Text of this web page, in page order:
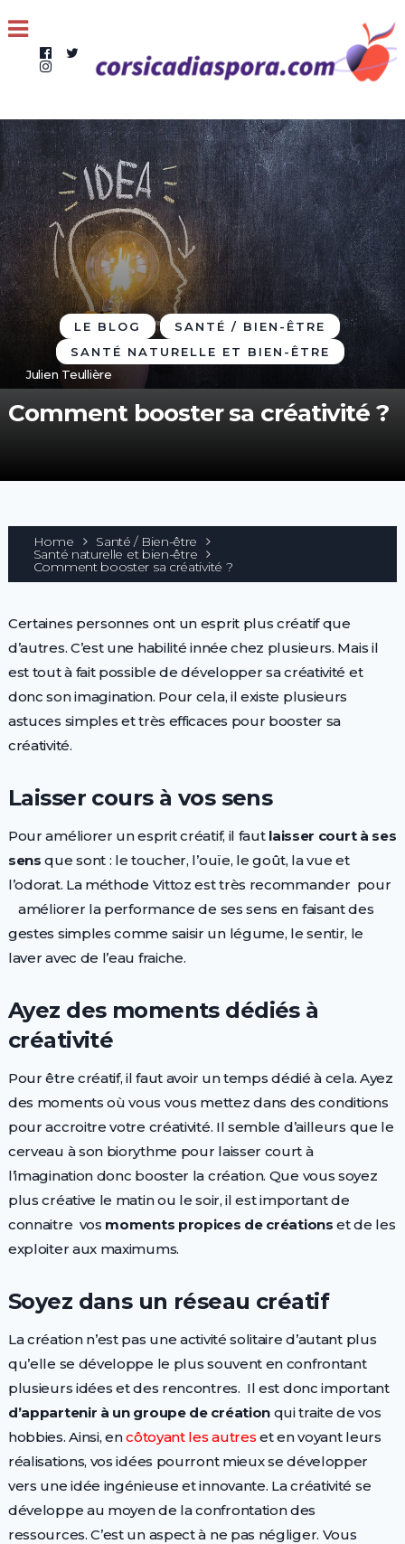
LE BLOG
SANTÉ / BIEN-ÊTRE
SANTÉ NATURELLE ET BIEN-ÊTRE
Julien Teullière
Comment booster sa créativité ?
Home Santé / Bien-être
Santé naturelle et bien-être
Comment booster sa créativité ?
Certaines personnes ont un esprit plus créatif que
d’autres. C’est une habilité innée chez plusieurs. Mais il
est tout à fait possible de développer sa créativité et
donc son imagination. Pour cela, il existe plusieurs
astuces simples et très efficaces pour booster sa
créativité.
Laisser cours à vos sens
Pour améliorer un esprit créatif, il faut laisser court à ses
sens que sont : le toucher, l’ouïe, le goût, la vue et
l’odorat. La méthode Vittoz est très recommander pour
améliorer la performance de ses sens en faisant des
gestes simples comme saisir un légume, le sentir, le
laver avec de l’eau fraiche.
Ayez des moments dédiés à
créativité
Pour être créatif, il faut avoir un temps dédié à cela. Ayez
des moments où vous vous mettez dans des conditions
pour accroitre votre créativité. Il semble d’ailleurs que le
cerveau à son biorythme pour laisser court à
l’imagination donc booster la création. Que vous soyez
plus créative le matin ou le soir, il est important de
connaitre vos moments propices de créations et de les
exploiter aux maximums.
Soyez dans un réseau créatif
La création n’est pas une activité solitaire d’autant plus
qu’elle se développe le plus souvent en confrontant
plusieurs idées et des rencontres. Il est donc important
d’appartenir à un groupe de création qui traite de vos
hobbies. Ainsi, encôtoyant les autres et en voyant leurs
réalisations, vos idées pourront mieux se développer
vers une idée ingénieuse et innovante. La créativité se
développe au moyen de la confrontation des
ressources. C’est un aspect à ne pas négliger. Vous